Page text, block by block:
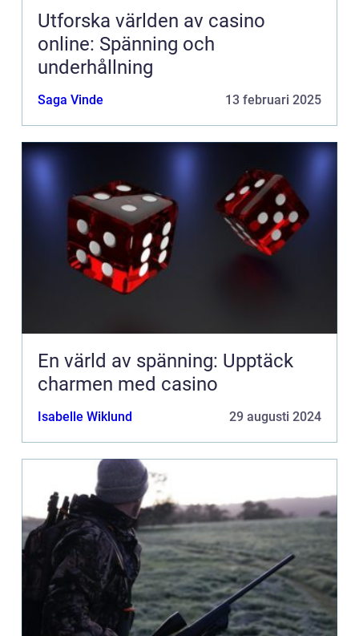
Utforska världen av casino
online: Spänning och
underhållning
Saga Vinde 13 februari 2025
En värld av spänning: Upptäck
charmen med casino
Isabelle Wiklund 29 augusti 2024